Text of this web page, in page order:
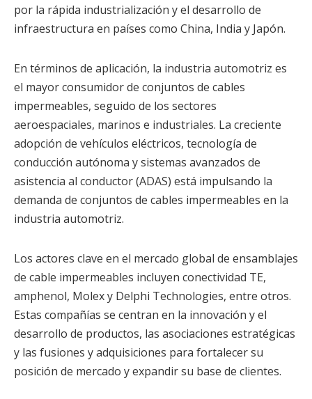
por la rápida industrialización y el desarrollo de
infraestructura en países como China, India y Japón.
En términos de aplicación, la industria automotriz es
el mayor consumidor de conjuntos de cables
impermeables, seguido de los sectores
aeroespaciales, marinos e industriales. La creciente
adopción de vehículos eléctricos, tecnología de
conducción autónoma y sistemas avanzados de
asistencia al conductor (ADAS) está impulsando la
demanda de conjuntos de cables impermeables en la
industria automotriz.
Los actores clave en el mercado global de ensamblajes
de cable impermeables incluyen conectividad TE,
amphenol, Molex y Delphi Technologies, entre otros.
Estas compañías se centran en la innovación y el
desarrollo de productos, las asociaciones estratégicas
y las fusiones y adquisiciones para fortalecer su
posición de mercado y expandir su base de clientes.